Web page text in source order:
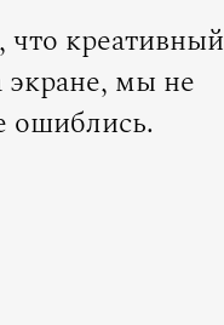
что креативный
экране, мы не
ошиблись.